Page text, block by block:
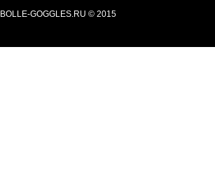
BOLLE-GOGGLES.RU © 2015